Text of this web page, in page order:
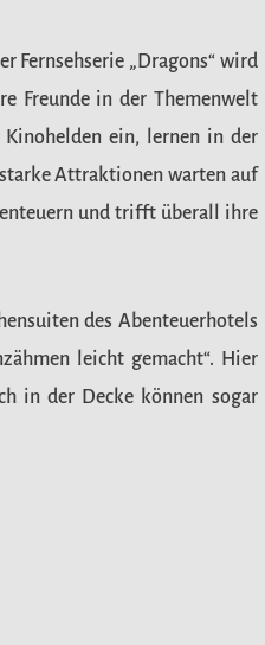
Fernsehserie „Dragons“ wird
Freunde in der Themenwelt
ein, lernen in der
Attraktionen warten auf
und trifft überall ihre
des Abenteuerhotels
leicht gemacht“. Hier
in der Decke können sogar